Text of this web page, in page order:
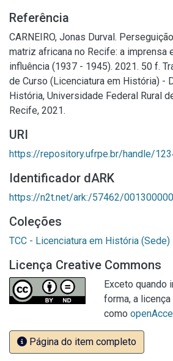
Referência
CARNEIRO, Jonas Durval.
matriz africana no Recife: a imprensa
influência (1937 - 1945). 2021. 50 f.
de Curso (Licenciatura em História) -
História, Universidade Federal Rural
Recife, 2021.
URI
https://repository.ufrpe.br/handle/
Identificador dARK
https://n2t.net/ark:/57462/
Coleções
TCC - Licenciatura em História (Sede)
Licença Creative Commons
Exceto quando
forma, a
como
Página do item completo